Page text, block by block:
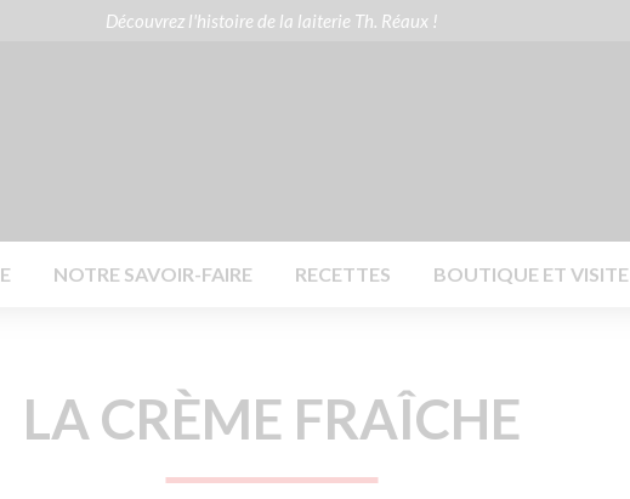
Découvrez l'histoire de la laiterie Th. Réaux !
NOTRE SAVOIR-FAIRE RECETTES BOUTIQUE ET VISITE
LA CRÈME FRAÎCHE